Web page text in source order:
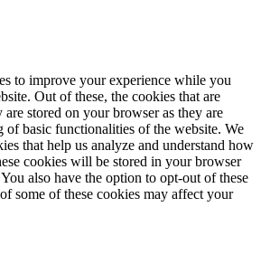
to improve your experience while you
Out of these, the cookies that are
are stored on your browser as they are
of basic functionalities of the website. We
that help us analyze and understand how
cookies will be stored in your browser
also have the option to opt-out of these
some of these cookies may affect your